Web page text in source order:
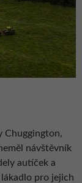
Chuggington,
návštěvník
autíček a
pro jejich